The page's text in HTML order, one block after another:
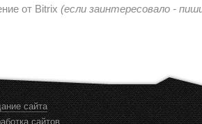
от Bitrix (если заинтересовало -
сайта
сайтов